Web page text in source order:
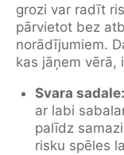
grozi var radīt
pārvietot bez
norādījumiem.
kas jāņem vērā,
Svara sadale:
ar labi
palīdz
risku spēles